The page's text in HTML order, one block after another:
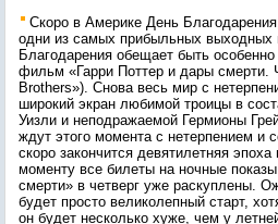
Скоро в Америке День
одни из самых прибыльных выходных
Благодарения обещает быть
фильм «Гарри Поттер и дары смерти.
Brothers»). Снова весь мир с
широкий экран любимой троицы в
Уизли и неподражаемой Гермионы
ждут этого момента с нетерпением и
скоро закончится девятилетняя
моменту все билеты на ночные
смерти» в четверг уже раскуплены.
будет просто великолепный старт,
он будет несколько хуже, чем у